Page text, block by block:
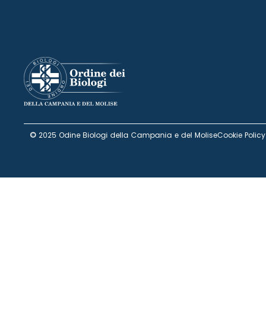
© 2025 Odine Biologi della Campania e del MoliseCookie Policy